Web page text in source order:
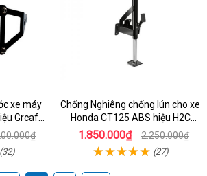
xe máy
Grcaft
(32)
Chống Nghiêng chống lún cho xe
Honda CT125 ABS hiệu H2C
chính hãng
1.850.000₫ 2.250.000₫
(27)